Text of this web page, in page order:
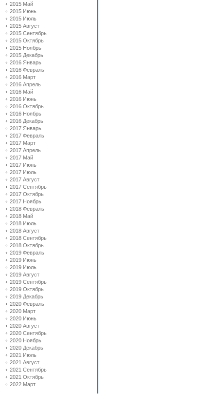
2015 Май
2015 Июнь
2015 Июль
2015 Август
2015 Сентябрь
2015 Октябрь
2015 Ноябрь
2015 Декабрь
2016 Январь
2016 Февраль
2016 Март
2016 Апрель
2016 Май
2016 Июнь
2016 Октябрь
2016 Ноябрь
2016 Декабрь
2017 Январь
2017 Февраль
2017 Март
2017 Апрель
2017 Май
2017 Июнь
2017 Июль
2017 Август
2017 Сентябрь
2017 Октябрь
2017 Ноябрь
2018 Февраль
2018 Май
2018 Июль
2018 Август
2018 Сентябрь
2018 Октябрь
2019 Февраль
2019 Июнь
2019 Июль
2019 Август
2019 Сентябрь
2019 Октябрь
2019 Декабрь
2020 Февраль
2020 Март
2020 Июнь
2020 Август
2020 Сентябрь
2020 Ноябрь
2020 Декабрь
2021 Июль
2021 Август
2021 Сентябрь
2021 Октябрь
2022 Март